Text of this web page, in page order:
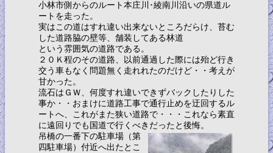
小林市側からのルート本庄川･綾南川沿いの県道ル
ートを走った。
実はこの道はすれ違い出来ないところだらけ、苔む
した道路脇の壁等、舗装してある林道
という雰囲気の道路である。
２０Ｋ程のその道路、以前通過した際には殆ど行き
交う車もなく問題無く走れれたのだけど・・考えが
甘かった。
流石はＧＷ、何度すれ違いできずバックしたりした
事か・・おまけに道路工事で通行止めを迂回するル
ートへ、これがまた狭い道路で・・・これなら素直
に遠回りでも国道で行くべきだったと後悔。
吊橋の一番下の駐車場（第
四駐車場）付近へ出たとこ